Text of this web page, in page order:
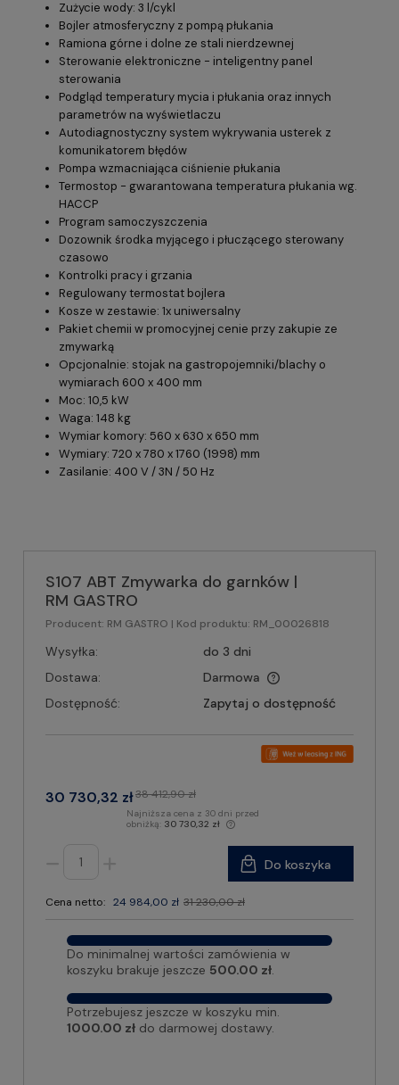
Zużycie wody: 3 l/cykl
Bojler atmosferyczny z pompą płukania
Ramiona górne i dolne ze stali nierdzewnej
Sterowanie elektroniczne - inteligentny panel
sterowania
Podgląd temperatury mycia i płukania oraz innych
parametrów na wyświetlaczu
Autodiagnostyczny system wykrywania usterek z
komunikatorem błędów
Pompa wzmacniająca ciśnienie płukania
Termostop - gwarantowana temperatura płukania wg.
HACCP
Program samoczyszczenia
Dozownik środka myjącego i płuczącego sterowany
czasowo
Kontrolki pracy i grzania
Regulowany termostat bojlera
Kosze w zestawie: 1x uniwersalny
Pakiet chemii w promocyjnej cenie przy zakupie ze
zmywarką
Opcjonalnie: stojak na gastropojemniki/blachy o
wymiarach 600 x 400 mm
Moc: 10,5 kW
Waga: 148 kg
Wymiar komory: 560 x 630 x 650 mm
Wymiary: 720 x 780 x 1760 (1998) mm
Zasilanie: 400 V / 3N / 50 Hz
S107 ABT Zmywarka do garnków |
RM GASTRO
Producent: RM GASTRO | Kod produktu: RM_00026818
Wysyłka:
do 3 dni
Dostawa:
Darmowa
Dostępność:
Zapytaj o dostępność
30 730,32 zł38 412,90 zł
Najniższa cena z 30 dni przed
obniżką: 30 730,32 zł
Cena netto: 24 984,00 zł 31 230,00 zł
Do koszyka
Do minimalnej wartości zamówienia w
koszyku brakuje jeszcze 500.00 zł.
Potrzebujesz jeszcze w koszyku min.
1000.00 zł do darmowej dostawy.